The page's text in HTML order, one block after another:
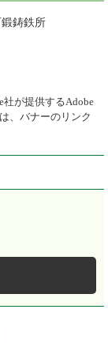
鋳鉄所
社が提供するAdobe
、バナーのリンク